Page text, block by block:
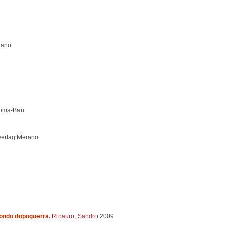
Bari
Merano
dopoguerra. Rinauro, Sandro 2009